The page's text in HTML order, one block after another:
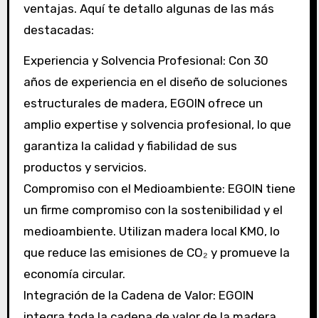
ventajas. Aquí te detallo algunas de las más
destacadas:
Experiencia y Solvencia Profesional: Con 30
años de experiencia en el diseño de soluciones
estructurales de madera, EGOIN ofrece un
amplio expertise y solvencia profesional, lo que
garantiza la calidad y fiabilidad de sus
productos y servicios.
Compromiso con el Medioambiente: EGOIN tiene
un firme compromiso con la sostenibilidad y el
medioambiente. Utilizan madera local KM0, lo
que reduce las emisiones de CO₂ y promueve la
economía circular.
Integración de la Cadena de Valor: EGOIN